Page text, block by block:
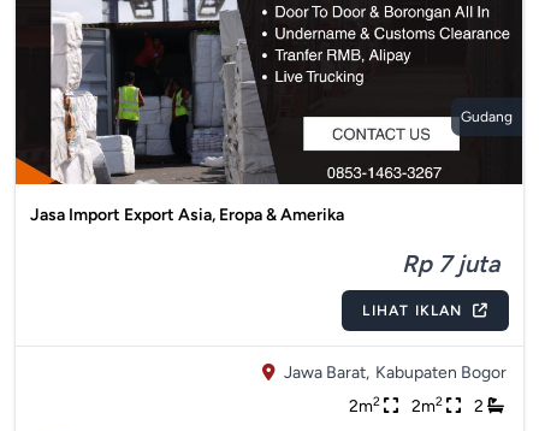
Gudang
Jasa Import Export Asia, Eropa & Amerika
Rp 7 juta
LIHAT IKLAN
Jawa Barat, Kabupaten Bogor
2m2 2m2 2